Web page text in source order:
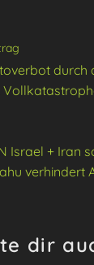
durch
Israel + Iran
verhindert
dir